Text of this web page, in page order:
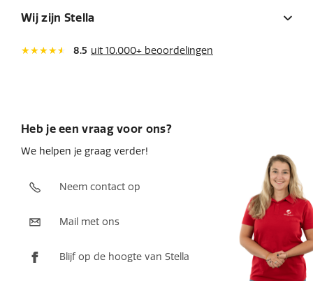
Wij zijn Stella
Heb je een vraag voor ons?
We helpen je graag verder!
Neem contact op
Mail met ons
Blijf op de hoogte van Stella
8.5 uit 10.000+ beoordelingen